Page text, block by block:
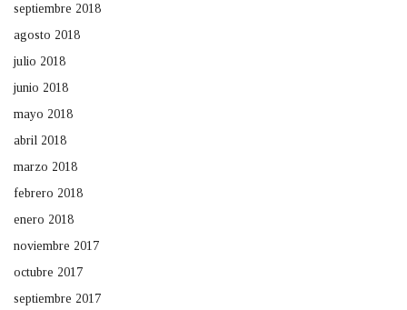
septiembre 2018
agosto 2018
julio 2018
junio 2018
mayo 2018
abril 2018
marzo 2018
febrero 2018
enero 2018
noviembre 2017
octubre 2017
septiembre 2017